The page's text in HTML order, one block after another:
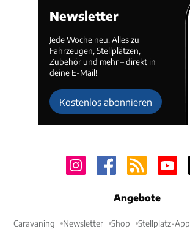
Newsletter
Jede Woche neu. Alles zu
Fahrzeugen, Stellplätzen,
Zubehör und mehr – direkt in
deine E-Mail!
Kostenlos abonnieren
Angebote
Caravaning Newsletter Shop Stellplatz-App